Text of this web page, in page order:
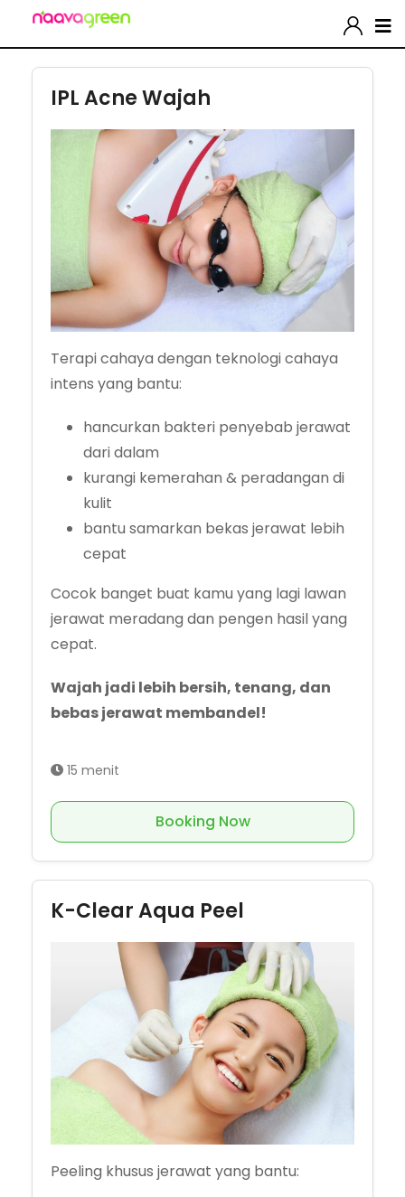
IPL Acne Wajah
Terapi cahaya dengan teknologi cahaya
intens yang bantu:
hancurkan bakteri penyebab jerawat
dari dalam
kurangi kemerahan & peradangan di
kulit
bantu samarkan bekas jerawat lebih
cepat
Cocok banget buat kamu yang lagi lawan
jerawat meradang dan pengen hasil yang
cepat.
Wajah jadi lebih bersih, tenang, dan
bebas jerawat membandel!
15 menit
Booking Now
K-Clear Aqua Peel
Peeling khusus jerawat yang bantu: